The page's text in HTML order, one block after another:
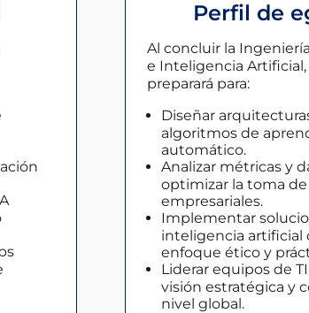
Perfil de
Al concluir la
e Inteligencia Artificial,
preparará para:
Diseñar
algoritmos de
automático.
Analizar métricas y
optimizar la toma
empresariales.
Implementar
inteligencia artificial
enfoque ético y
Liderar equipos de
visión estratégica y
nivel global.